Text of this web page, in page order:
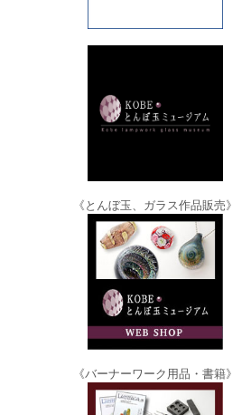
《とんぼ玉、ガラス作品販売》
《バーナーワーク用品・書籍》